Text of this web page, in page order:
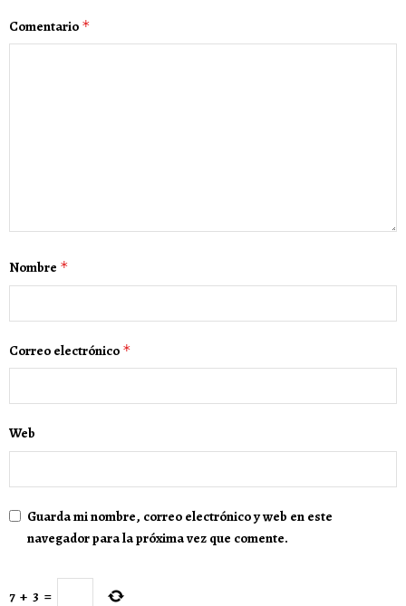
Comentario *
Nombre *
Correo electrónico *
Web
Guarda mi nombre, correo electrónico y web en este
navegador para la próxima vez que comente.
7 + 3 =